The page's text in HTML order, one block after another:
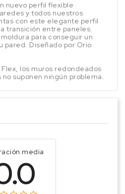
nuevo perfil flexible
y todos nuestros
con este elegante perfil
transición entre paneles.
para conseguir un
pared. Diseñado por Orio
los muros redondeados
suponen ningún problema.
media